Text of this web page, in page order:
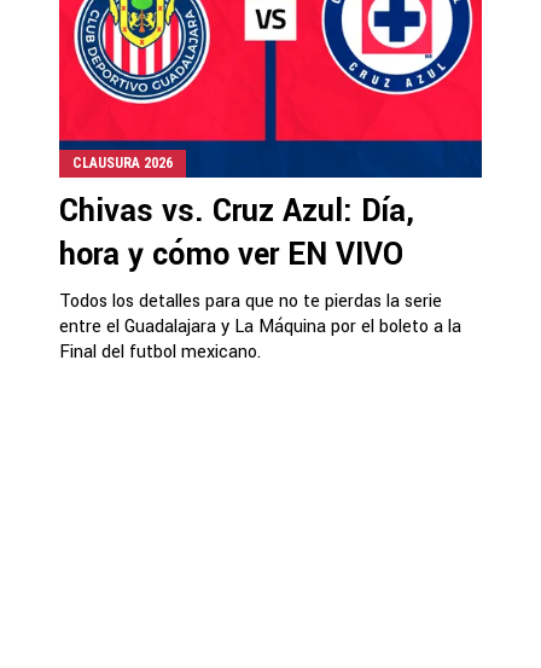
CLAUSURA 2026
Chivas vs. Cruz Azul: Día,
hora y cómo ver EN VIVO
Todos los detalles para que no te pierdas la serie
entre el Guadalajara y La Máquina por el boleto a la
Final del futbol mexicano.